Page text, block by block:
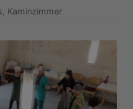
Kaminzimmer